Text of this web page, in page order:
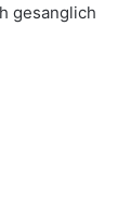
gesanglich